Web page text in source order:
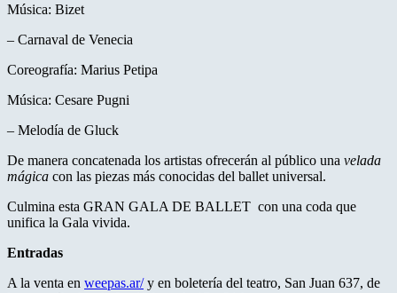
Música: Bizet
– Carnaval de Venecia
Coreografía: Marius Petipa
Música: Cesare Pugni
– Melodía de Gluck
De manera concatenada los artistas ofrecerán al público una velada
mágica con las piezas más conocidas del ballet universal.
Culmina esta GRAN GALA DE BALLET con una coda que
unifica la Gala vivida.
Entradas
A la venta en weepas.ar/y en boletería del teatro, San Juan 637, de